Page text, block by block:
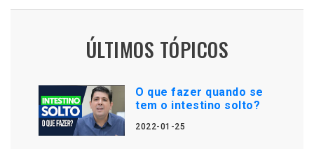
ÚLTIMOS TÓPICOS
O que fazer quando se
tem o intestino solto?
2022-01-25